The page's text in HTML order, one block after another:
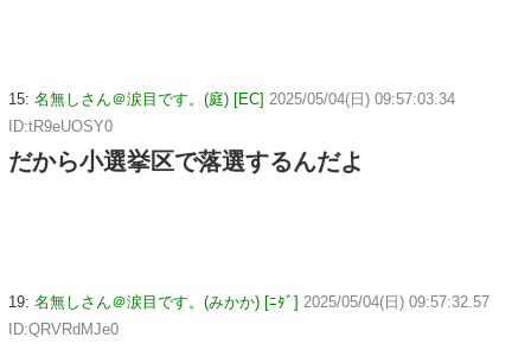
15: 名無しさん＠涙目です。(庭) [EC] 2025/05/04(日) 09:57:03.34
ID:tR9eUOSY0
だから小選挙区で落選するんだよ
19: 名無しさん＠涙目です。(みかか) [ﾆﾀﾞ] 2025/05/04(日) 09:57:32.57
ID:QRVRdMJe0